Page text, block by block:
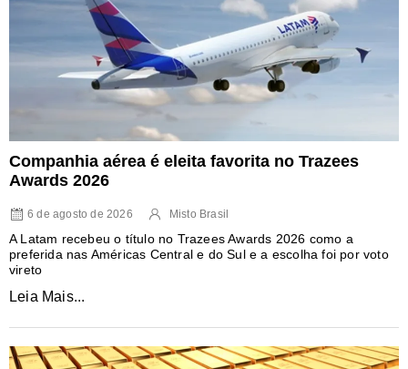
Companhia aérea é eleita favorita no Trazees
Awards 2026
6 de agosto de 2026 Misto Brasil
A Latam recebeu o título no Trazees Awards 2026 como a
preferida nas Américas Central e do Sul e a escolha foi por voto
vireto
Leia Mais...